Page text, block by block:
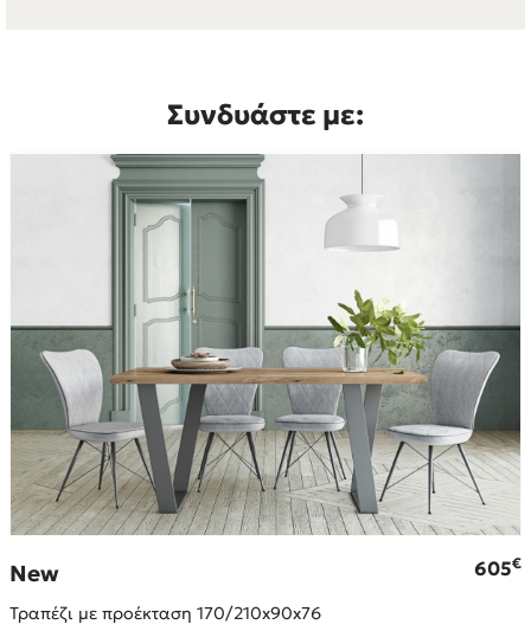
Συνδυάστε με:
New 605€
Τραπέζι με προέκταση 170/210x90x76